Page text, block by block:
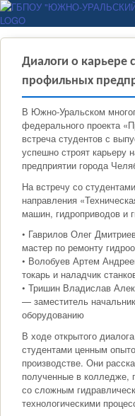
ГБПОУ "ЮЖНО-
УРАЛЬСКИЙ
КОЛЛЕДЖ"
Диалоги о карьере
профильных
В Южно-Уральском
федерального проекта
встреча студентов с
успешно строят
предприятии города
На встречу со
направления
машин, гидроприводов и
• Гаврилов Олег
мастер по ремонту
• Волобуев Артем
токарь и наладчик
• Тришин Владислав
— заместитель
оборудованию
В ходе открытого
студентами ценным
производстве. Они
полученные в колледже,
со сложным
технологическими